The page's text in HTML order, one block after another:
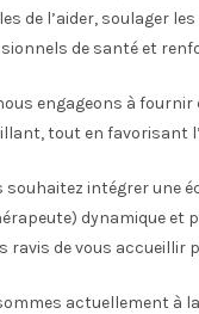
de l’aider, soulager
de santé et
engageons à
tout en favorisant
souhaitez intégrer une
dynamique et
ravis de vous accueillir
actuellement à